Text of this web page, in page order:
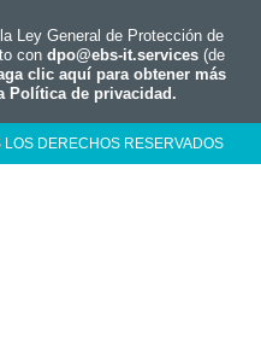
Ley General de Protección de
con dpo@ebs-it.services(de
clic aquí para obtener más
Política de privacidad.
DERECHOS RESERVADOS